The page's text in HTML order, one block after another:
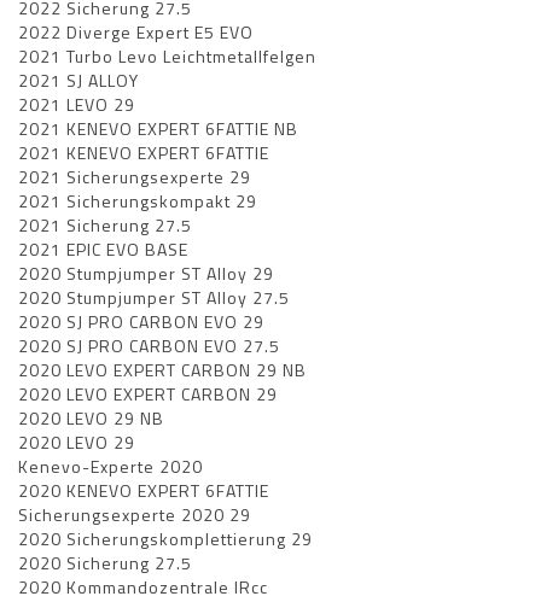
2022 Sicherung 27.5
2022 Diverge Expert E5 EVO
2021 Turbo Levo Leichtmetallfelgen
2021 SJ ALLOY
2021 LEVO 29
2021 KENEVO EXPERT 6FATTIE NB
2021 KENEVO EXPERT 6FATTIE
2021 Sicherungsexperte 29
2021 Sicherungskompakt 29
2021 Sicherung 27.5
2021 EPIC EVO BASE
2020 Stumpjumper ST Alloy 29
2020 Stumpjumper ST Alloy 27.5
2020 SJ PRO CARBON EVO 29
2020 SJ PRO CARBON EVO 27.5
2020 LEVO EXPERT CARBON 29 NB
2020 LEVO EXPERT CARBON 29
2020 LEVO 29 NB
2020 LEVO 29
Kenevo-Experte 2020
2020 KENEVO EXPERT 6FATTIE
Sicherungsexperte 2020 29
2020 Sicherungskomplettierung 29
2020 Sicherung 27.5
2020 Kommandozentrale IRcc